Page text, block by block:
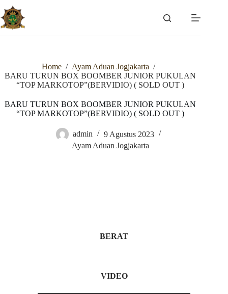
Skip
to
content
Home / Ayam Aduan Jogjakarta /
BARU TURUN BOX BOOMBER JUNIOR PUKULAN
“TOP MARKOTOP”(BERVIDIO) ( SOLD OUT )
BARU TURUN BOX BOOMBER JUNIOR PUKULAN
“TOP MARKOTOP”(BERVIDIO) ( SOLD OUT )
admin
9 Agustus 2023
Ayam Aduan Jogjakarta
BERAT
VIDEO